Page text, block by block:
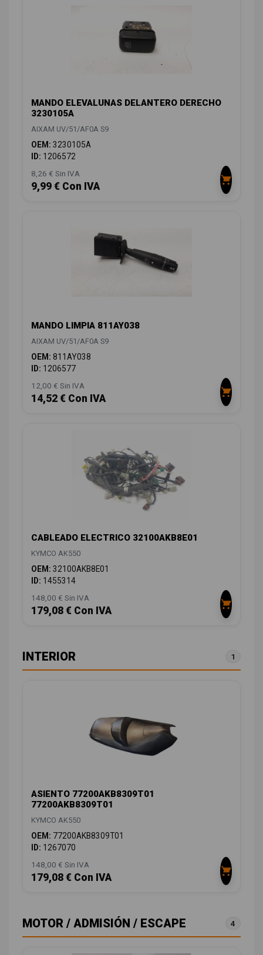
MANDO ELEVALUNAS DELANTERO DERECHO
3230105A
AIXAM UV/51/AF0A S9
OEM: 3230105A
ID: 1206572
8,26 € Sin IVA
9,99 € Con IVA
MANDO LIMPIA 811AY038
AIXAM UV/51/AF0A S9
OEM: 811AY038
ID: 1206577
12,00 € Sin IVA
14,52 € Con IVA
CABLEADO ELECTRICO 32100AKB8E01
KYMCO AK550
OEM: 32100AKB8E01
ID: 1455314
148,00 € Sin IVA
179,08 € Con IVA
INTERIOR 1
ASIENTO 77200AKB8309T01
77200AKB8309T01
KYMCO AK550
OEM: 77200AKB8309T01
ID: 1267070
148,00 € Sin IVA
179,08 € Con IVA
MOTOR / ADMISIÓN / ESCAPE 4